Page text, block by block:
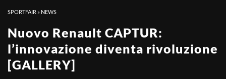
SPORTFAIR » NEWS
Nuovo Renault CAPTUR:
l’innovazione diventa rivoluzione
[GALLERY]